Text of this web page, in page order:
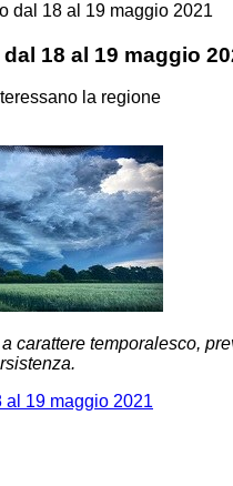
dal 18 al 19 maggio 2021
18 al 19 maggio
la regione
carattere temporalesco,
al 19 maggio 2021